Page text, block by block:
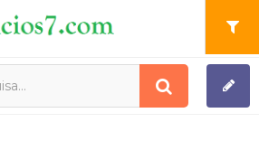
grátis